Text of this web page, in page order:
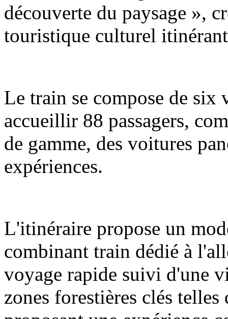
découverte du paysage »,
touristique culturel
Le train se compose de six
accueillir 88 passagers,
de gamme, des voitures
expériences.
L'itinéraire propose un
combinant train dédié à
voyage rapide suivi d'une
zones forestières clés